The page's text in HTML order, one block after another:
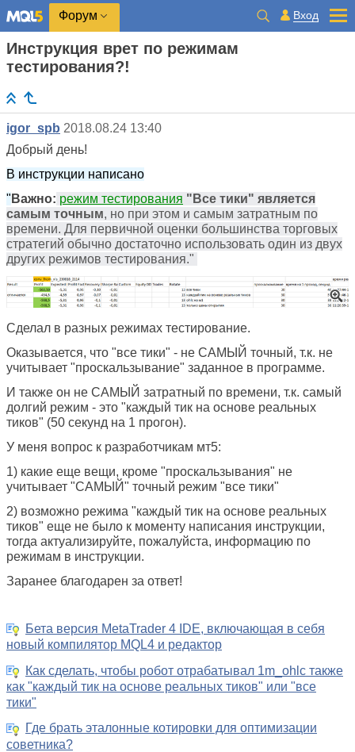
Форум Вход
Инструкция врет по режимам
тестирования?!
igor_spb 2018.08.24 13:40
Добрый день!
В инструкции написано
" Важно: режим тестирования "Все тики" является
самым точным, но при этом и самым затратным по
времени. Для первичной оценки большинства торговых
стратегий обычно достаточно использовать один из двух
других режимов тестирования."
Сделал в разных режимах тестирование.
Оказывается, что "все тики" - не САМЫЙ точный, т.к. не
учитывает "проскальзывание" заданное в программе.
И также он не САМЫЙ затратный по времени, т.к. самый
долгий режим - это "каждый тик на основе реальных
тиков" (50 секунд на 1 прогон).
У меня вопрос к разработчикам мт5:
1) какие еще вещи, кроме "проскальзывания" не
учитывает "САМЫЙ" точный режим "все тики"
2) возможно режима "каждый тик на основе реальных
тиков" еще не было к моменту написания инструкции,
тогда актуализируйте, пожалуйста, информацию по
режимам в инструкции.
Заранее благодарен за ответ!
Бета версия MetaTrader 4 IDE, включающая в себя
новый компилятор MQL4 и редактор
Как сделать, чтобы робот отрабатывал 1m_ohlc также
как "каждый тик на основе реальных тиков" или "все
тики"
Где брать эталонные котировки для оптимизации
советника?